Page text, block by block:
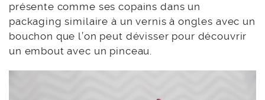
présente comme ses copains dans un
packaging similaire à un vernis à ongles avec un
bouchon que l’on peut dévisser pour découvrir
un embout avec un pinceau.